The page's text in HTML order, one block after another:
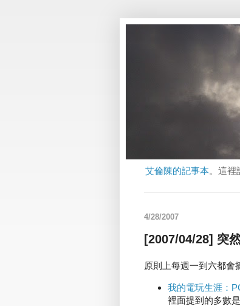
艾倫陳的記事本。這裡
4/28/2007
[2007/04/28] 突
原則上每週一到六都會
我的電玩生涯：
裡面提到的多數